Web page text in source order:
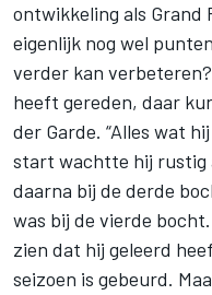
ontwikkeling als
eigenlijk nog wel
verder kan
heeft gereden, daar
der Garde. “Alles wat
start wachtte hij rustig
daarna bij de derde
was bij de vierde
zien dat hij geleerd
seizoen is gebeurd.